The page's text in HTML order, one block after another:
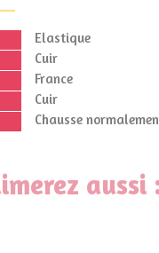
Elastique
Cuir
France
Cuir
Chausse
aussi :